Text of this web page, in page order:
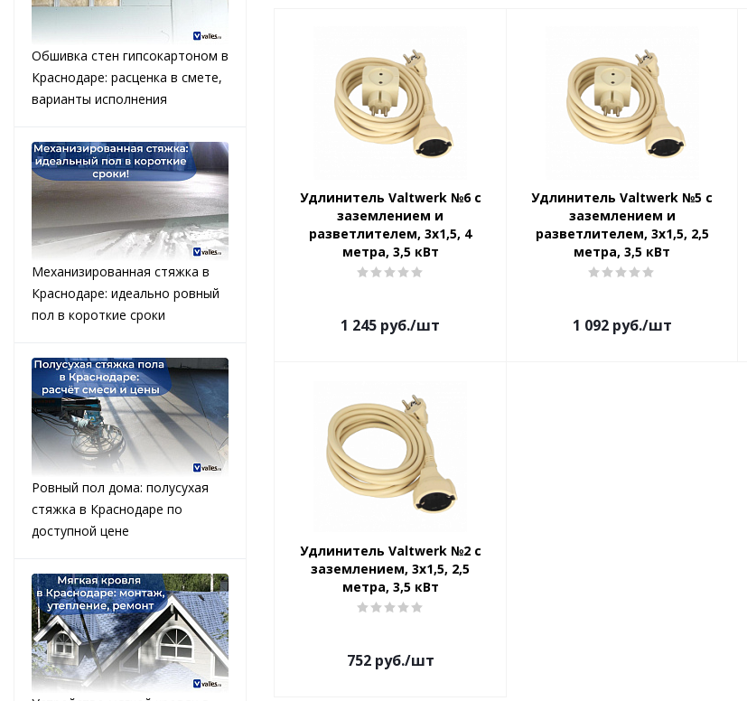
Удлинитель Valtwerk №6 с
заземлением и
разветлителем, 3x1,5, 4
метра, 3,5 кВт
1 245 руб./шт
Удлинитель Valtwerk №5 с
заземлением и
разветлителем, 3x1,5, 2,5
метра, 3,5 кВт
1 092руб./шт
Удлинитель Valtwerk №2 с
заземлением, 3x1,5, 2,5
метра, 3,5 кВт
752руб./шт
Обшивка стен гипсокартоном в
Краснодаре: расценка в смете,
варианты исполнения
Механизированная стяжка в
Краснодаре: идеально ровный
пол в короткие сроки
Ровный пол дома: полусухая
стяжка в Краснодаре по
доступной цене